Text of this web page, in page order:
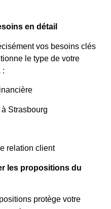
en détail
vos besoins clés
le type de votre
:
Strasbourg
relation client
les propositions du
protège votre